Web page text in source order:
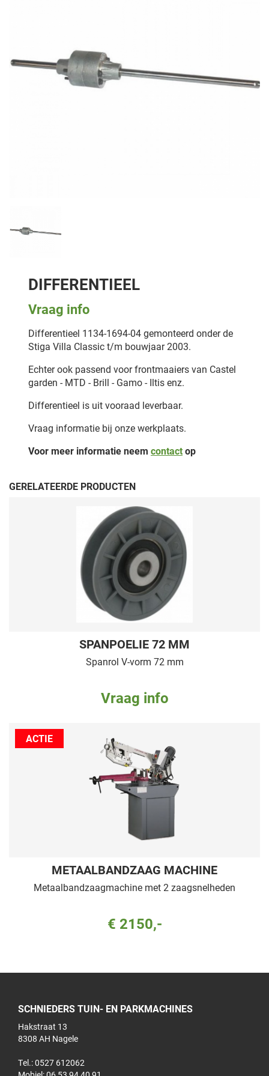
DIFFERENTIEEL
Vraag info
Differentieel 1134-1694-04 gemonteerd onder de
Stiga Villa Classic t/m bouwjaar 2003.
Echter ook passend voor frontmaaiers van Castel
garden - MTD - Brill - Gamo - Iltis enz.
Differentieel is uit vooraad leverbaar.
Vraag informatie bij onze werkplaats.
Voor meer informatie neem contactop
GERELATEERDE PRODUCTEN
SPANPOELIE 72 MM
Spanrol V-vorm 72 mm
Vraag info
ACTIE
METAALBANDZAAG MACHINE
Metaalbandzaagmachine met 2 zaagsnelheden
€ 2150,-
SCHNIEDERS TUIN- EN PARKMACHINES
Hakstraat 13
8308 AH Nagele
Tel.: 0527 612062